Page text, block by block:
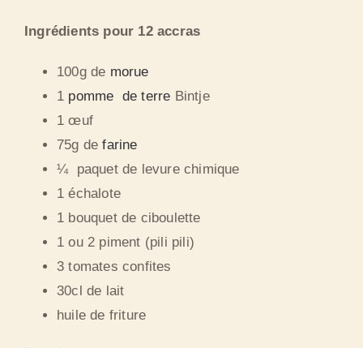
Ingrédients pour 12 accras
100g de morue
1 pomme de terre Bintje
1 œuf
75g defarine
¼ paquet de levure chimique
1 échalote
1 bouquet de ciboulette
1 ou 2 piment (pili pili)
3 tomates confites
30cl de lait
huile de friture